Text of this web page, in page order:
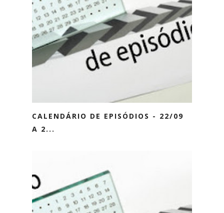
CALENDÁRIO DE EPISÓDIOS - 22/09
A 2...